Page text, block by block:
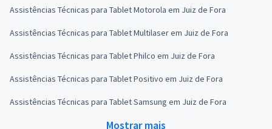
Assistências Técnicas para Tablet Motorola em Juiz de Fora
Assistências Técnicas para Tablet Multilaser em Juiz de Fora
Assistências Técnicas para Tablet Philco em Juiz de Fora
Assistências Técnicas para Tablet Positivo em Juiz de Fora
Assistências Técnicas para Tablet Samsung em Juiz de Fora
Mostrar mais